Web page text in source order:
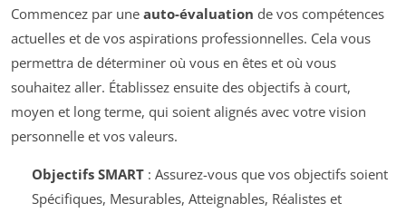
Commencez par une auto-évaluation de vos compétences
actuelles et de vos aspirations professionnelles. Cela vous
permettra de déterminer où vous en êtes et où vous
souhaitez aller. Établissez ensuite des objectifs à court,
moyen et long terme, qui soient alignés avec votre vision
personnelle et vos valeurs.
Objectifs SMART: Assurez-vous que vos objectifs soient
Spécifiques, Mesurables, Atteignables, Réalistes et